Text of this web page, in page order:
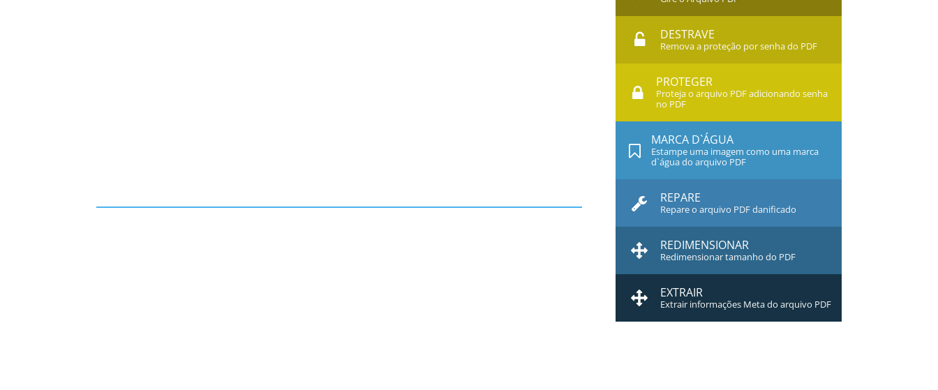
DESTRAVE
Remova a proteção por senha do PDF
PROTEGER
Proteja o arquivo PDF adicionando senha
no PDF
MARCA D`ÁGUA
Estampe uma imagem como uma marca
d`água do arquivo PDF
REPARE
Repare o arquivo PDF danificado
REDIMENSIONAR
Redimensionar tamanho do PDF
EXTRAIR
Extrair informações Meta do arquivo PDF